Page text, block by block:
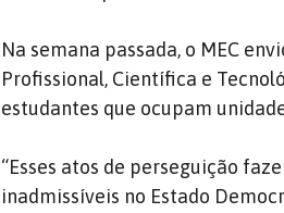
Na semana passada, o MEC
Profissional, Científica e
estudantes que ocupam
“Esses atos de perseguição
inadmissíveis no Estado